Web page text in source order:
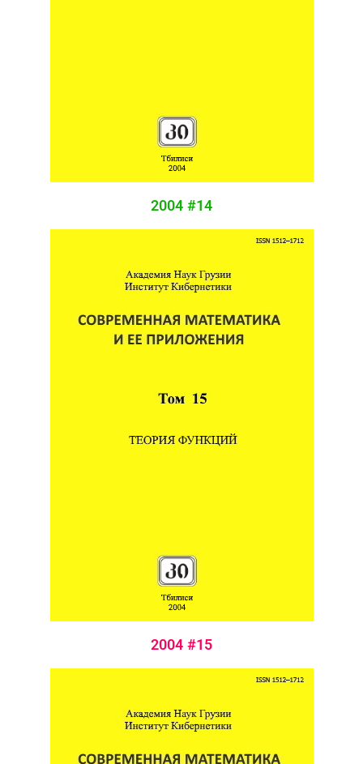
2004 #14
2004 #15